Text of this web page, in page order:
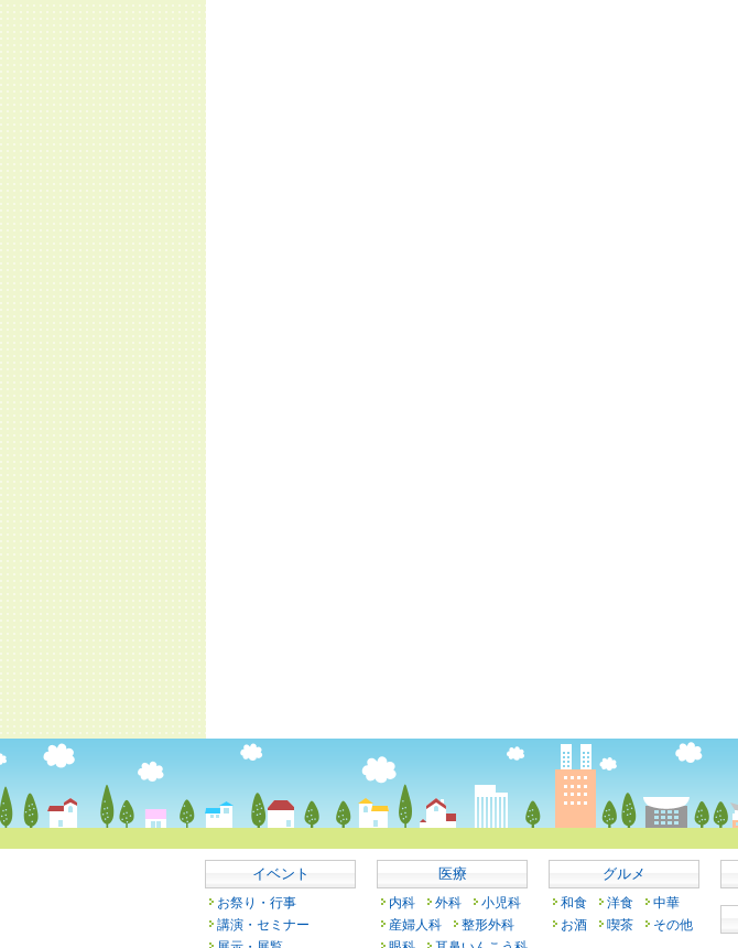
イベント
お祭り・行事
講演・セミナー
医療
内科 外科
小児科
産婦人科
整形外科
グルメ
和食 洋食
中華
お酒
喫茶 その他